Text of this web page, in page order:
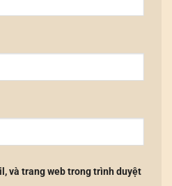
và trang web trong trình duyệt